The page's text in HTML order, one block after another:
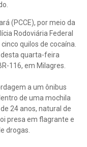
(PCCE), por meio da
Rodoviária Federal
quilos de cocaína.
quarta-feira
116, em Milagres.
a um ônibus
de uma mochila
24 anos, natural de
presa em flagrante e
drogas.